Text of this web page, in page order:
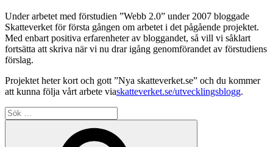
Under arbetet med förstudien ”Webb 2.0” under 2007 bloggade
Skatteverket för första gången om arbetet i det pågående projektet.
Med enbart positiva erfarenheter av bloggandet, så vill vi såklart
fortsätta att skriva när vi nu drar igång genomförandet av förstudiens
förslag.
Projektet heter kort och gott ”Nya skatteverket.se” och du kommer
att kunna följa vårt arbete viaskatteverket.se/utvecklingsblogg.
Sök
efter: